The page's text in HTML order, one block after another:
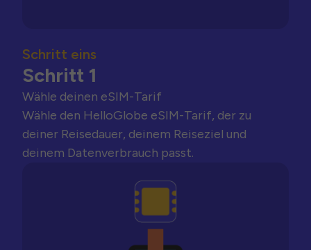
Schritt eins
Schritt 1
Wähle deinen eSIM-Tarif
Wähle den HelloGlobe eSIM-Tarif, der zu
deiner Reisedauer, deinem Reiseziel und
deinem Datenverbrauch passt.